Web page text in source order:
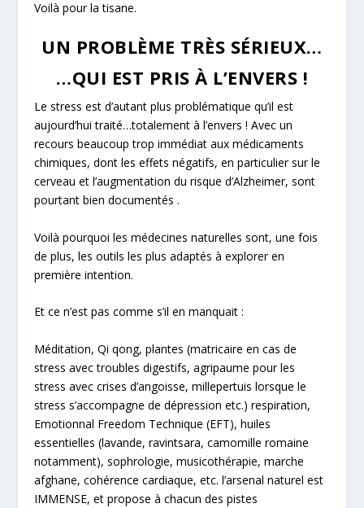
Voilà pour la tisane.
UN PROBLÈME TRÈS SÉRIEUX…
…QUI EST PRIS À L’ENVERS !
Le stress est d’autant plus problématique qu’il est
aujourd’hui traité…totalement à l’envers ! Avec un
recours beaucoup trop immédiat aux médicaments
chimiques, dont les effets négatifs, en particulier sur le
cerveau et l’augmentation du risque d’Alzheimer, sont
pourtant bien documentés .
Voilà pourquoi les médecines naturelles sont, une fois
de plus, les outils les plus adaptés à explorer en
première intention.
Et ce n’est pas comme s’il en manquait :
Méditation, Qi qong, plantes (matricaire en cas de
stress avec troubles digestifs, agripaume pour les
stress avec crises d’angoisse, millepertuis lorsque le
stress s’accompagne de dépression etc.) respiration,
Emotionnal Freedom Technique (EFT), huiles
essentielles (lavande, ravintsara, camomille romaine
notamment), sophrologie, musicothérapie, marche
afghane, cohérence cardiaque, etc. l’arsenal naturel est
IMMENSE, et propose à chacun des pistes